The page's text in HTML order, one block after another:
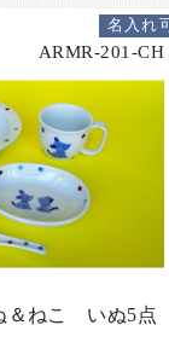
ARMR-201-CH
名入れ可
＆ねこ いぬ5点